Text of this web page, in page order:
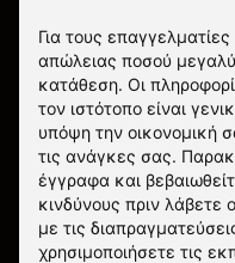
Για τους
απώλειας ποσού
κατάθεση. Οι
τον ιστότοπο είναι
υπόψη την οικονομική
τις ανάγκες σας.
έγγραφα και
κινδύνους πριν λάβετε
με τις
χρησιμοποιήσετε τις